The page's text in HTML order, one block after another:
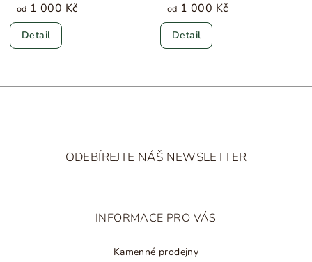
od 1 000 Kč
Detail
od 1 000 Kč
Detail
ODEBÍREJTE NÁŠ NEWSLETTER
INFORMACE PRO VÁS
Kamenné prodejny